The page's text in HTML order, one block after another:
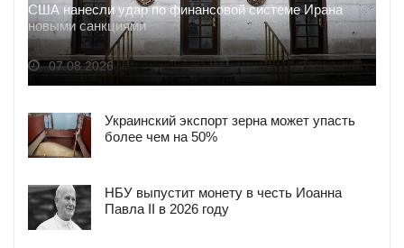
США нанесли удар по финансовой системе Ирана
новыми санкциями
07.08.2026
Украинский экспорт зерна может упасть
более чем на 50%
НБУ выпустит монету в честь Иоанна
Павла II в 2026 году